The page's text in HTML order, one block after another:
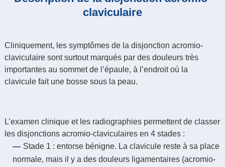
claviculaire
Cliniquement, les symptômes de la disjonction acromio-
claviculaire sont surtout marqués par des douleurs très
importantes au sommet de l’épaule, à l’endroit où la
clavicule fait une bosse sous la peau.
L’examen clinique et les radiographies permettent de classer
les disjonctions acromio-claviculaires en 4 stades :
Stade 1 : entorse bénigne. La clavicule reste à sa place
normale, mais il y a des douleurs ligamentaires (acromio-